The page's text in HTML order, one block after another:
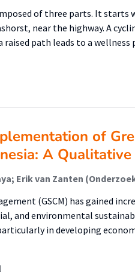
of three parts. It starts
near the highway. A
path leads to a wellness
of
A
Erik van Zanten
(GSCM) has gained
and environmental
in developing